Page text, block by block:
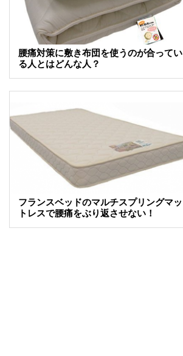
腰痛対策に敷き布団を使うのが合ってい
る人とはどんな人？
フランスベッドのマルチスプリングマッ
トレスで腰痛をぶり返させない！